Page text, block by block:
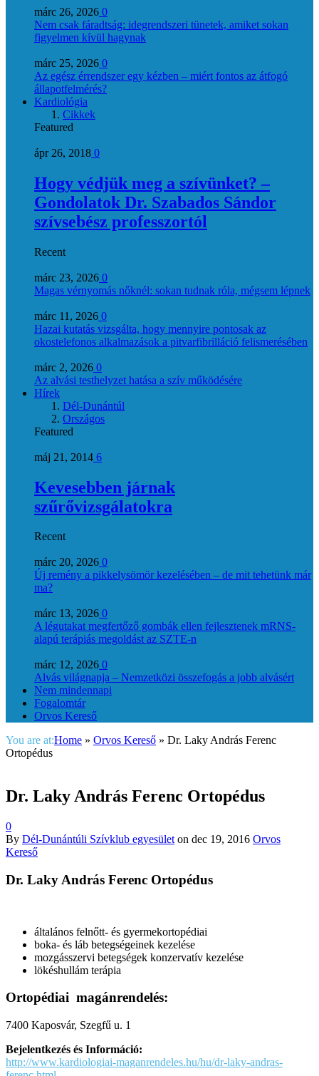
márc 26, 2026 0
Nem csak fáradtság: idegrendszeri tünetek, amiket sokan
figyelmen kívül hagynak
márc 25, 2026 0
Az egész érrendszer egy kézben – miért fontos az átfogó
állapotfelmérés?
Kardiológia
Cikkek
Featured
ápr 26, 2018 0
Hogy védjük meg a szívünket? –
Gondolatok Dr. Szabados Sándor
szívsebész professzortól
Recent
márc 23, 2026 0
Magas vérnyomás nőknél: sokan tudnak róla, mégsem lépnek
márc 11, 2026 0
Hazai kutatás vizsgálta, hogy mennyire pontosak az
okostelefonos alkalmazások a pitvarfibrilláció felismerésében
márc 2, 2026 0
Az alvási testhelyzet hatása a szív működésére
Hírek
Dél-Dunántúl
Országos
Featured
máj 21, 2014 6
Kevesebben járnak
szűrővizsgálatokra
Recent
márc 20, 2026 0
Új remény a pikkelysömör kezelésében – de mit tehetünk már
ma?
márc 13, 2026 0
A légutakat megfertőző gombák ellen fejlesztenek mRNS-
alapú terápiás megoldást az SZTE-n
márc 12, 2026 0
Alvás világnapja – Nemzetközi összefogás a jobb alvásért
Nem mindennapi
Fogalomtár
Orvos Kereső
You are at:Home » Orvos Kereső » Dr. Laky András Ferenc
Ortopédus
Dr. Laky András Ferenc Ortopédus
0
By Dél-Dunántúli Szívklub egyesület on dec 19, 2016 Orvos
Kereső
Dr. Laky András Ferenc Ortopédus
általános felnőtt- és gyermekortopédiai
boka- és láb betegségeinek kezelése
mozgásszervi betegségek konzervatív kezelése
lökéshullám terápia
Ortopédiai magánrendelés:
7400 Kaposvár, Szegfű u. 1
Bejelentkezés és Információ:
http://www.kardiologiai-maganrendeles.hu/hu/dr-laky-andras-